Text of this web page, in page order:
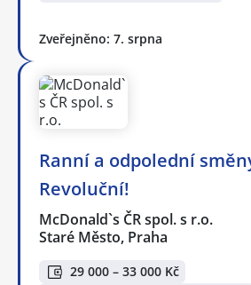
Zveřejněno: 7. srpna
Ranní a odpolední
Revoluční!
McDonald`s ČR spol. s r.o.
Staré Město, Praha
29 000 – 33 000 Kč